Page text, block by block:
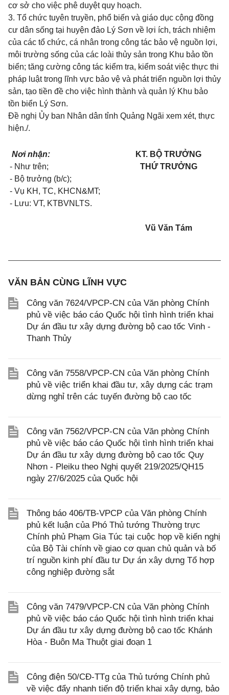
cơ sở cho việc phê duyệt quy hoạch.
3. Tổ chức tuyên truyền, phổ biến và giáo dục cộng đồng
cư dân sống tại huyện đảo Lý Sơn về lợi ích, trách nhiệm
của các tổ chức, cá nhân trong công tác bảo vệ nguồn lợi,
môi trường sống của các loài thủy sản trong Khu bảo tồn
biển; tăng cường công tác kiểm tra, kiểm soát việc thực thi
pháp luật trong lĩnh vực bảo vệ và phát triển nguồn lợi thủy
sản, tạo tiền đề cho việc hình thành và quản lý Khu bảo
tồn biển Lý Sơn.
Đề nghị Ủy ban Nhân dân tỉnh Quảng Ngãi xem xét, thực
hiện./.
Nơi nhận:
- Như trên;
- Bộ trưởng (b/c);
- Vụ KH, TC, KHCN&MT;
- Lưu: VT, KTBVNLTS.
KT. BỘ TRƯỞNG
THỨ TRƯỞNG
Vũ Văn Tám
VĂN BẢN CÙNG LĨNH VỰC
Công văn 7624/VPCP-CN của Văn phòng Chính
phủ về việc báo cáo Quốc hội tình hình triển khai
Dự án đầu tư xây dựng đường bộ cao tốc Vinh -
Thanh Thủy
Công văn 7558/VPCP-CN của Văn phòng Chính
phủ về việc triển khai đầu tư, xây dựng các trạm
dừng nghỉ trên các tuyến đường bộ cao tốc
Công văn 7562/VPCP-CN của Văn phòng Chính
phủ về việc báo cáo Quốc hội tình hình triển khai
Dự án đầu tư xây dựng đường bộ cao tốc Quy
Nhơn - Pleiku theo Nghị quyết 219/2025/QH15
ngày 27/6/2025 của Quốc hội
Thông báo 406/TB-VPCP của Văn phòng Chính
phủ kết luận của Phó Thủ tướng Thường trực
Chính phủ Phạm Gia Túc tại cuộc họp về kiến nghị
của Bộ Tài chính về giao cơ quan chủ quản và bố
trí nguồn kinh phí đầu tư Dự án xây dựng Tổ hợp
công nghiệp đường sắt
Công văn 7479/VPCP-CN của Văn phòng Chính
phủ về việc báo cáo Quốc hội tình hình triển khai
Dự án đầu tư xây dựng đường bộ cao tốc Khánh
Hòa - Buôn Ma Thuột giai đoạn 1
Công điện 50/CĐ-TTg của Thủ tướng Chính phủ
về việc đẩy nhanh tiến độ triển khai xây dựng, bảo